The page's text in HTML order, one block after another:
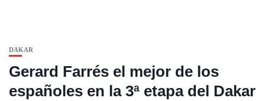
DAKAR
Gerard Farrés el mejor de los
españoles en la 3ª etapa del Dakar